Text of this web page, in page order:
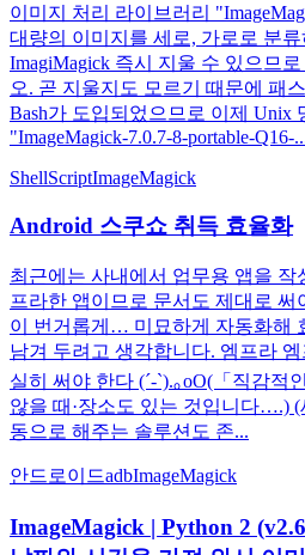
이미지 처리 라이브러리
대량의 이미지를 세로, 가로로 분류
ImagiMagick 즉시 지울 수 있으므
오. 곧 지울지도 모르기 때문에 패
Bash가 도입되었으므로 이제 Unix
"ImageMagick-7.0.7-8-portable-Q16-
ShellScriptImageMagick
Android 스쿠쇼 취득 효율화
최근에는 사내에서 업무용 앱을 작
프라한 앱이므로 문서도 제대로
이 번거롭게… 미묘하게 자동화해
남겨 두려고 생각합니다. 엠프라
실히 써야 한다 (´-`).｡oO(「직감적
않을 때·장소도 있는 것입니다….)
동으로 해주는 솔루션도 존...
안드로이드adbImageMagick
ImageMagick | Python 2